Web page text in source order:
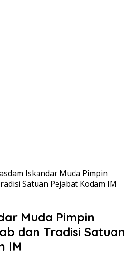
Iskandar Muda Pimpin
Satuan Pejabat Kodam IM
Muda Pimpin
dan Tradisi Satuan
IM